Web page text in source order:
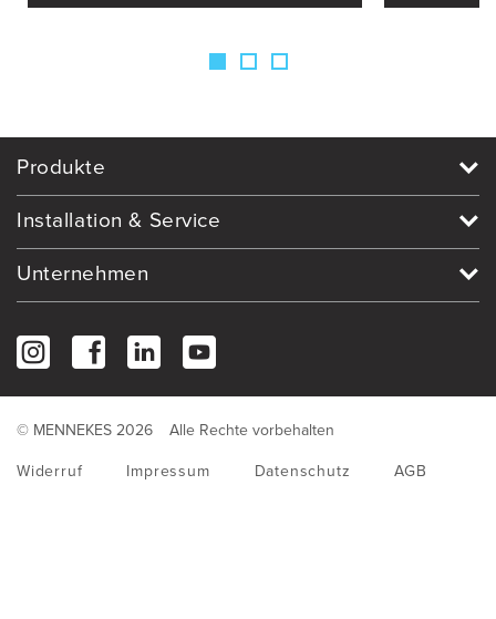
Produkte
Installation & Service
Unternehmen
© MENNEKES 2026 Alle Rechte vorbehalten
Widerruf Impressum Datenschutz AGB